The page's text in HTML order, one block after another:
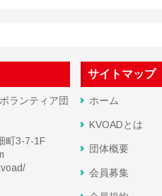
ランティア団
町3-7-1F
サイトマップ
ホーム
KVOADとは
団体概要
会員募集